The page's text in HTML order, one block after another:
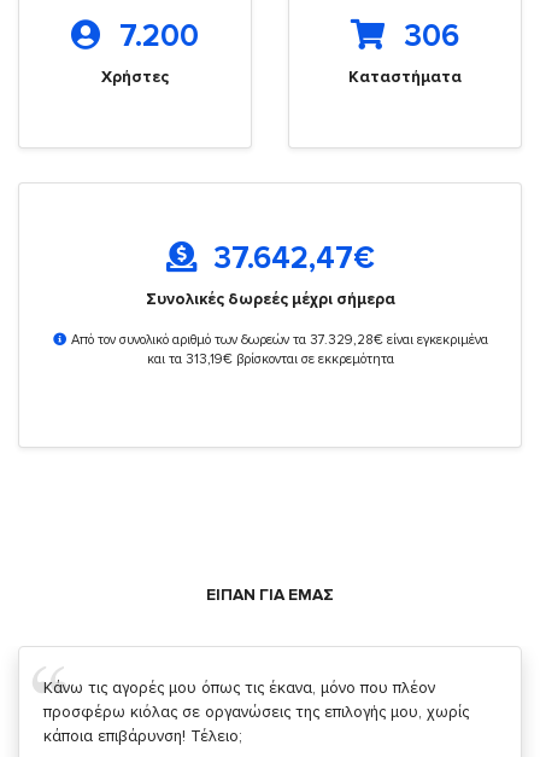
7.200
Χρήστες
306
Καταστήματα
37.642,47€
Συνολικές δωρεές μέχρι σήμερα
Από τον συνολικό αριθμό των δωρεών τα 37.329,28€ είναι εγκεκριμένα
και τα 313,19€ βρίσκονται σε εκκρεμότητα
ΕΙΠΑΝ ΓΙΑ ΕΜΑΣ
Σας ευχαριστώ που μας δίνετε την δυνατότητα να κάνουμε
κάτι!